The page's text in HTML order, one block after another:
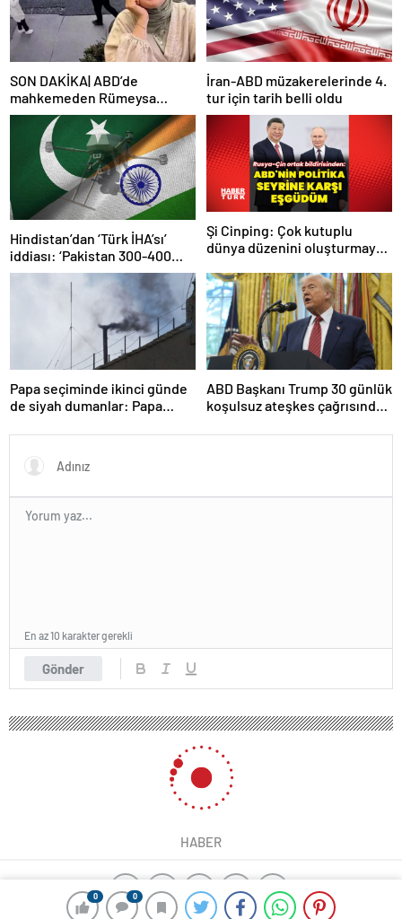
0 0
SON DAKİKA| ABD’de
mahkemeden Rümeysa
Öztürk kararı: Serbest
bırakıldı!
İran-ABD müzakerelerinde 4.
tur için tarih belli oldu
Hindistan’dan ‘Türk İHA’sı’
iddiası: ‘Pakistan 300-400
tanesi ile 36 noktaya sızdı’
Şi Cinping: Çok kutuplu
dünya düzenini oluşturmaya
Papa seçiminde ikinci günde
de siyah dumanlar: Papa
ABD Başkanı Trump 30 günlük
koşulsuz ateşkes çağrısında
Gönder
En az 10 karakter gerekli
HABER